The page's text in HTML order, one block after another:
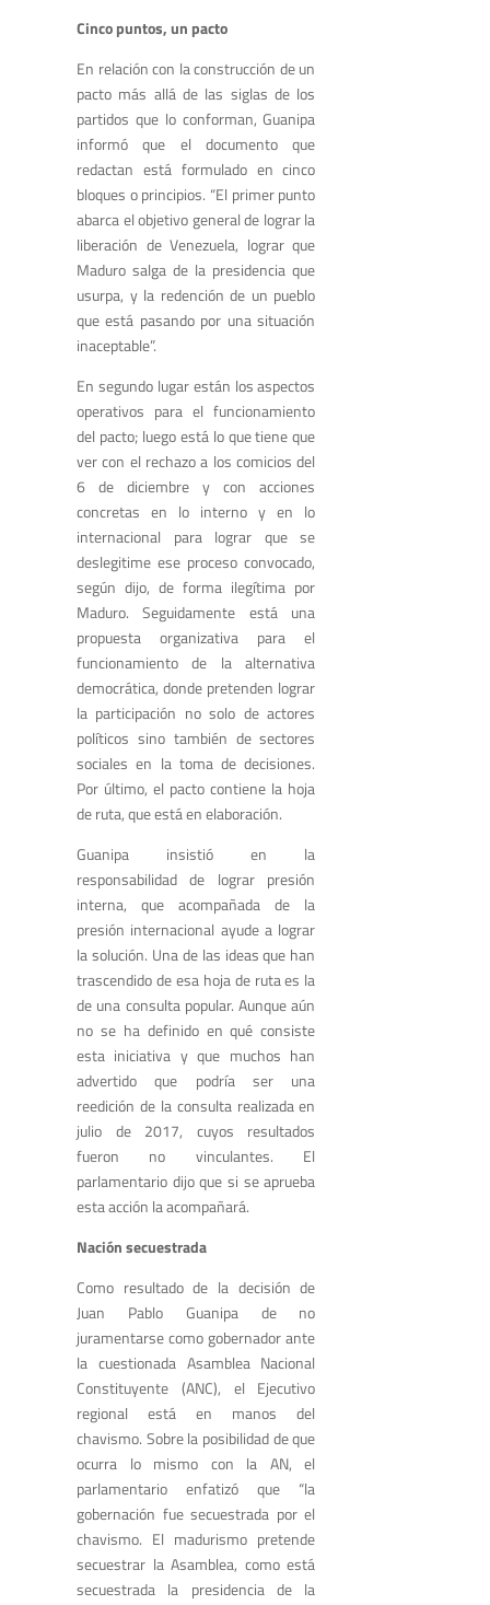
Cinco puntos, un pacto
En relación con la construcción de un
pacto más allá de las siglas de los
partidos que lo conforman, Guanipa
informó que el documento que
redactan está formulado en cinco
bloques o principios. “El primer punto
abarca el objetivo general de lograr la
liberación de Venezuela, lograr que
Maduro salga de la presidencia que
usurpa, y la redención de un pueblo
que está pasando por una situación
inaceptable”.
En segundo lugar están los aspectos
operativos para el funcionamiento
del pacto; luego está lo que tiene que
ver con el rechazo a los comicios del
6 de diciembre y con acciones
concretas en lo interno y en lo
internacional para lograr que se
deslegitime ese proceso convocado,
según dijo, de forma ilegítima por
Maduro. Seguidamente está una
propuesta organizativa para el
funcionamiento de la alternativa
democrática, donde pretenden lograr
la participación no solo de actores
políticos sino también de sectores
sociales en la toma de decisiones.
Por último, el pacto contiene la hoja
de ruta, que está en elaboración.
Guanipa insistió en la
responsabilidad de lograr presión
interna, que acompañada de la
presión internacional ayude a lograr
la solución. Una de las ideas que han
trascendido de esa hoja de ruta es la
de una consulta popular. Aunque aún
no se ha definido en qué consiste
esta iniciativa y que muchos han
advertido que podría ser una
reedición de la consulta realizada en
julio de 2017, cuyos resultados
fueron no vinculantes. El
parlamentario dijo que si se aprueba
esta acción la acompañará.
Nación secuestrada
Como resultado de la decisión de
Juan Pablo Guanipa de no
juramentarse como gobernador ante
la cuestionada Asamblea Nacional
Constituyente (ANC), el Ejecutivo
regional está en manos del
chavismo. Sobre la posibilidad de que
ocurra lo mismo con la AN, el
parlamentario enfatizó que “la
gobernación fue secuestrada por el
chavismo. El madurismo pretende
secuestrar la Asamblea, como está
secuestrada la presidencia de la